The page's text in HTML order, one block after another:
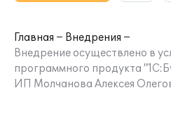
Главная
Внедрения
Внедрение осуществлено в
программного продукта
ИП Молчанова Алексея